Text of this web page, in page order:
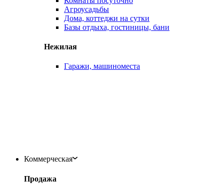
Агроусадьбы
Дома, коттеджи на сутки
Базы отдыха, гостиницы, бани
Нежилая
Гаражи, машиноместа
Коммерческая
Продажа